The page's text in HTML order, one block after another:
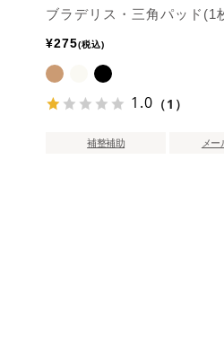
ブラデリス・三角パッド(1
¥275 税込
1.0 （1）
補整補助 メー